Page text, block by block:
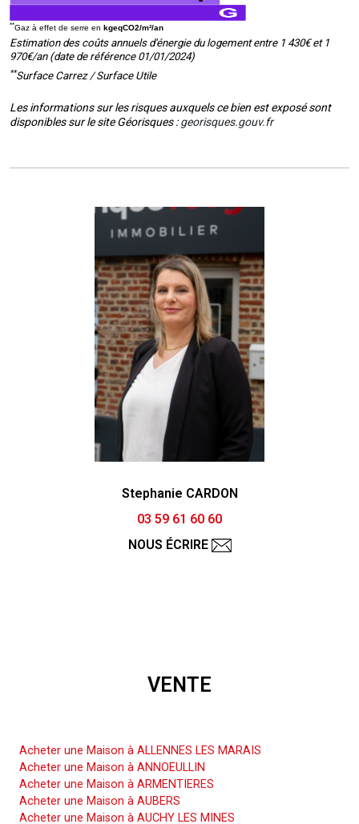
**Gaz à effet de serre en kgeqCO2/m²/an
Estimation des coûts annuels d'énergie du logement entre 1 430€ et 1
970€/an (date de référence 01/01/2024)
**Surface Carrez / Surface Utile
Les informations sur les risques auxquels ce bien est exposé sont
disponibles sur le site Géorisques :georisques.gouv.fr
Stephanie CARDON
03 59 61 60 60
NOUS ÉCRIRE
VENTE
Acheter une Maison à ALLENNES LES MARAIS
Acheter une Maison à ANNOEULLIN
Acheter une Maison à ARMENTIERES
Acheter une Maison à AUBERS
Acheter une Maison à AUCHY LES MINES